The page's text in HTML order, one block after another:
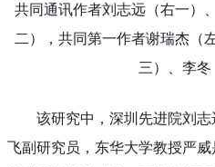
共同通讯作者刘志远（右一）
二），共同第一作者谢瑞杰（
三）、李冬
该研究中，深圳先进院刘
飞副研究员，东华大学教授严